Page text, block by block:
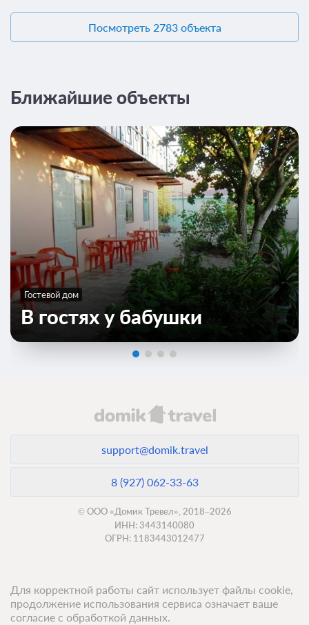
Посмотреть 2783 объекта
Ближайшие объекты
Гостевой дом
В гостях у бабушки
support@domik.travel
8 (927) 062-33-63
© ООО «Домик Тревел», 2018–2026
ИНН: 3443140080
ОГРН: 1183443012477
Для корректной работы сайт использует файлы cookie,
продолжение использования сервиса означает ваше
согласие с обработкой данных.